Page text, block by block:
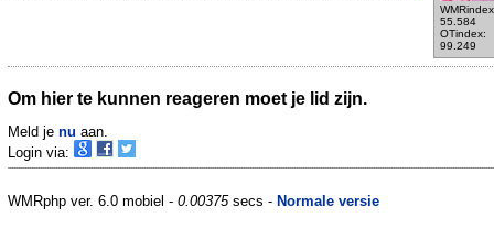
55.584
OTindex:
99.249
Om hier te kunnen reageren moet je lid zijn.
Meld je nu aan.
Login via:
WMRphp ver. 6.0 mobiel - 0.00375secs - Normale versie